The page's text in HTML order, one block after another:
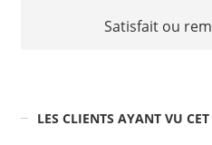
Satisfait ou
LES CLIENTS AYANT VU